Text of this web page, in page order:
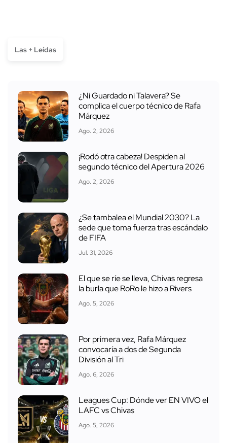
Las + Leídas
¿Ni Guardado ni Talavera? Se
complica el cuerpo técnico de Rafa
Márquez
Ago. 2, 2026
¡Rodó otra cabeza! Despiden al
segundo técnico del Apertura 2026
Ago. 2, 2026
¿Se tambalea el Mundial 2030? La
sede que toma fuerza tras escándalo
de FIFA
Jul. 31, 2026
El que se ríe se lleva, Chivas regresa
la burla que RoRo le hizo a Rivers
Ago. 5, 2026
Por primera vez, Rafa Márquez
convocaría a dos de Segunda
División al Tri
Ago. 6, 2026
Leagues Cup: Dónde ver EN VIVO el
LAFC vs Chivas
Ago. 5, 2026